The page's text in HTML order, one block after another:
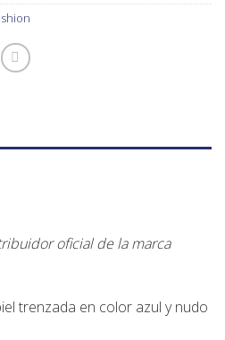
oficial de la marca
trenzada en color azul y nudo